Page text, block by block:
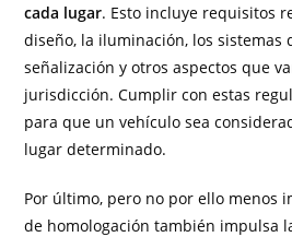
cada lugar. Esto incluye requisitos
diseño, la iluminación, los sistemas
señalización y otros aspectos que
jurisdicción. Cumplir con estas
para que un vehículo sea
lugar determinado.
Por último, pero no por ello menos
de homologación también impulsa